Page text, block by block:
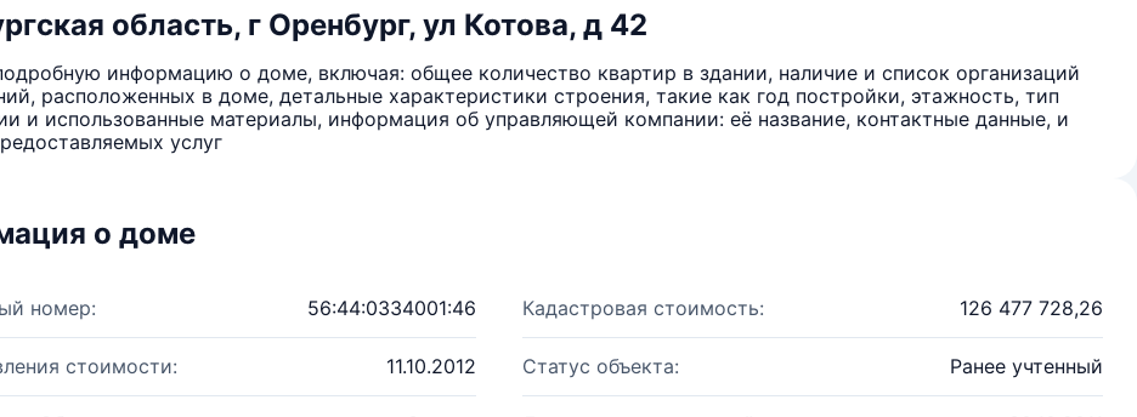
область, г Оренбург, ул Котова, д 42
информацию о доме, включая: общее количество квартир в здании, наличие и список организаций
расположенных в доме, детальные характеристики строения, такие как год постройки, этажность, тип
и использованные материалы, информация об управляющей компании: её название, контактные данные, и
услуг
о доме
номер: 56:44:0334001:46 Кадастровая стоимость: 126 477 728,26
стоимости: 11.10.2012 Статус объекта: Ранее учтенный